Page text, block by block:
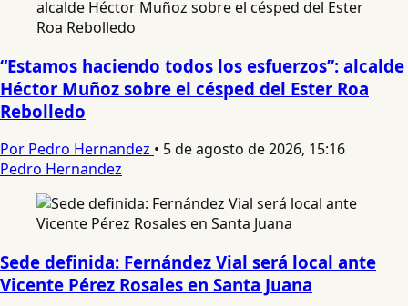
“Estamos haciendo todos los esfuerzos”: alcalde
Héctor Muñoz sobre el césped del Ester Roa
Rebolledo
Por Pedro Hernandez • 5 de agosto de 2026, 15:16
Pedro Hernandez
Sede definida: Fernández Vial será local ante
Vicente Pérez Rosales en Santa Juana